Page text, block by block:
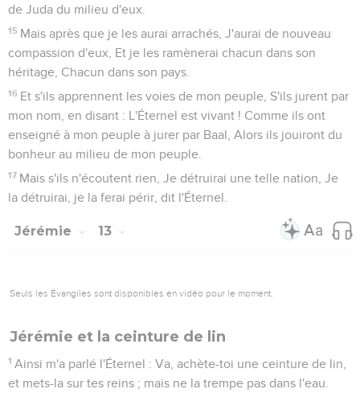
de Juda du milieu d'eux.
15 Mais après que je les aurai arrachés, J'aurai de nouveau
compassion d'eux, Et je les ramènerai chacun dans son
héritage, Chacun dans son pays.
16 Et s'ils apprennent les voies de mon peuple, S'ils jurent par
mon nom, en disant : L'Éternel est vivant ! Comme ils ont
enseigné à mon peuple à jurer par Baal, Alors ils jouiront du
bonheur au milieu de mon peuple.
17 Mais s'ils n'écoutent rien, Je détruirai une telle nation, Je
la détruirai, je la ferai périr, dit l'Éternel.
Jérémie 13
Seuls les Évangiles sont disponibles en vidéo pour le moment.
Jérémie et la ceinture de lin
1 Ainsi m'a parlé l'Éternel : Va, achète-toi une ceinture de lin,
et mets-la sur tes reins ; mais ne la trempe pas dans l'eau.